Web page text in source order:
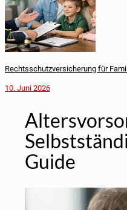
Rechtsschutzversicherung für
10. Juni 2026
Guide